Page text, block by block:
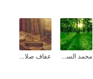
محمد السباعي عفاف صلاح الحربي